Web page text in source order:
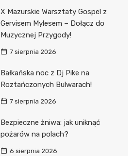
X Mazurskie Warsztaty Gospel z
Gervisem Mylesem – Dołącz do
Muzycznej Przygody!
7 sierpnia 2026
Bałkańska noc z Dj Pike na
Roztańczonych Bulwarach!
7 sierpnia 2026
Bezpieczne żniwa: jak uniknąć
pożarów na polach?
6 sierpnia 2026